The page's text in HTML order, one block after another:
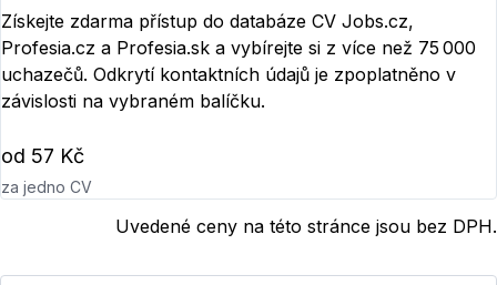
Získejte zdarma přístup do databáze CV Jobs.cz,
Profesia.cz a Profesia.sk a vybírejte si z více než 75 000
uchazečů. Odkrytí kontaktních údajů je zpoplatněno v
závislosti na vybraném balíčku.
od 57 Kč
za jedno CV
Uvedené ceny na této stránce jsou bez DPH.